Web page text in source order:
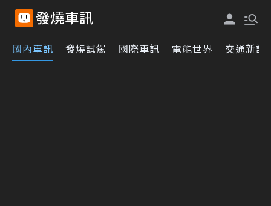
國內車訊 發燒試駕 國際車訊 電能世界 交通新訊